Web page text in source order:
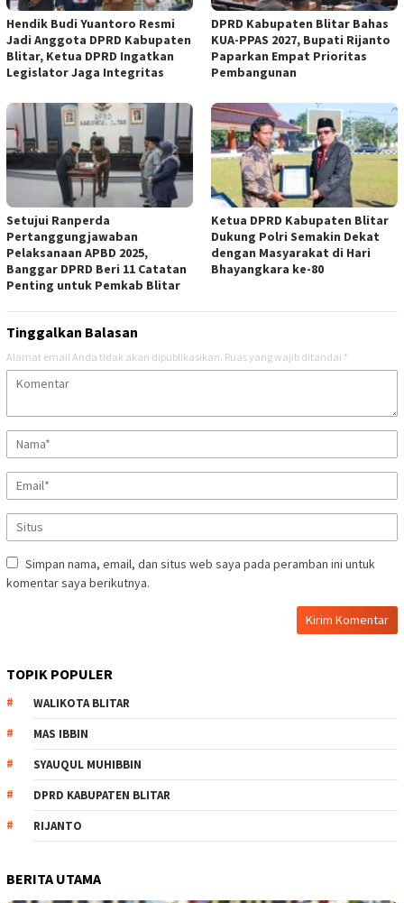
Hendik Budi Yuantoro Resmi
Jadi Anggota DPRD Kabupaten
Blitar, Ketua DPRD Ingatkan
Legislator Jaga Integritas
DPRD Kabupaten Blitar Bahas
KUA-PPAS 2027, Bupati Rijanto
Paparkan Empat Prioritas
Pembangunan
Setujui Ranperda
Pertanggungjawaban
Pelaksanaan APBD 2025,
Banggar DPRD Beri 11 Catatan
Penting untuk Pemkab Blitar
Ketua DPRD Kabupaten Blitar
Dukung Polri Semakin Dekat
dengan Masyarakat di Hari
Bhayangkara ke-80
Tinggalkan Balasan
Alamat email Anda tidak akan dipublikasikan. Ruas yang wajib ditandai *
Simpan nama, email, dan situs web saya pada peramban ini untuk
komentar saya berikutnya.
TOPIK POPULER
WALIKOTA BLITAR
MAS IBBIN
SYAUQUL MUHIBBIN
DPRD KABUPATEN BLITAR
RIJANTO
BERITA UTAMA